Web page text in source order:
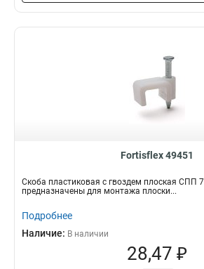
Fortisflex 49451
Скоба пластиковая с гвоздем плоская СПП
предназначены для монтажа плоски...
Подробнее
Наличие: В наличии
28,47 ₽